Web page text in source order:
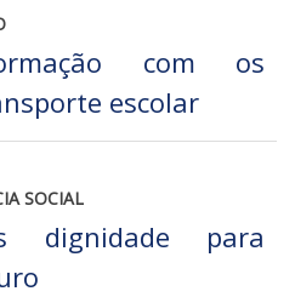
com os
escolar
SOCIAL
dignidade para